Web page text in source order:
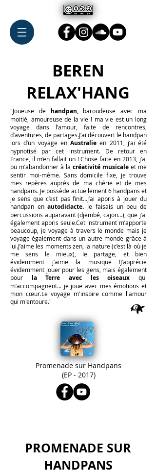
BEREN
RELAX'HANG
"Joueuse de handpan, baroudeuse avec ma
moitié, amoureuse de la vie ! ma vie est un long
voyage dans l’amour, faite de rencontres,
d’aventures, de partages.J’ai découvert le handpan
lors d’un voyage en Australie en 2011, j’ai été
hypnotisé par cet instrument. De retour en
France, il m’en fallait un ! Chose faite en 2013, j’ai
pu m’abandonner à la créativité musicale et me
sentir moi-même. Sans domicile fixe, je trouve
mes repères auprès de ma chérie et de mes
handpans. Je possède actuellement 6 handpans et
je sens que c’est pas finit…J’ai appris à jouer du
handpan enautodidacte. Je faisais un peu de
percussions auparavant (djembé, cajon…), que j’ai
également appris seule.Cet instrument m’apporte
beaucoup, je voyage à travers le monde mais je
voyage également dans un autre monde grâce à
lui.J’aime les moments zen, la nature (c’est là où je
me sens le mieux), le partage, et bien
évidemment j’aime la musique !J’apprécie
évidemment jouer pour les gens, mais également
pour la Terre avec les oiseaux qui
m’accompagnent... je joue avec mes émotions et
mon cœur.Le voyage m'inspire comme l'amour
qui m'entoure."
Promenade sur Handpans
(EP - 2017)
PROMENADE SUR
HANDPANS